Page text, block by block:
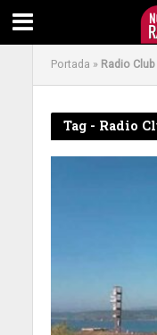
Portada » Radio
Tag - Radio